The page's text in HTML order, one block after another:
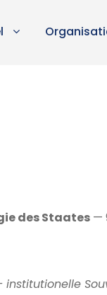
des Staates —
institutionelle